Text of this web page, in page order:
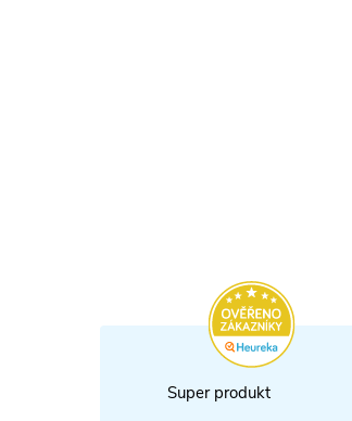
Super produkt